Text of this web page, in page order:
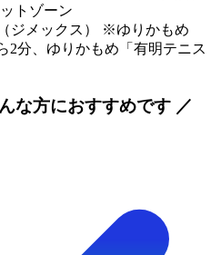
トゾーン
ジメックス） ※ゆりかもめ
2分、ゆりかもめ「有明テニス
な方におすすめです ／